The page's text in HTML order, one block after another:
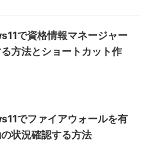
で資格情報マネージャー
方法とショートカット作
でファイアウォールを有
状況確認する方法